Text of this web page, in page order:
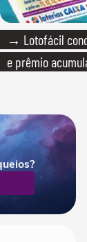
→ Lotofácil
e prêmio